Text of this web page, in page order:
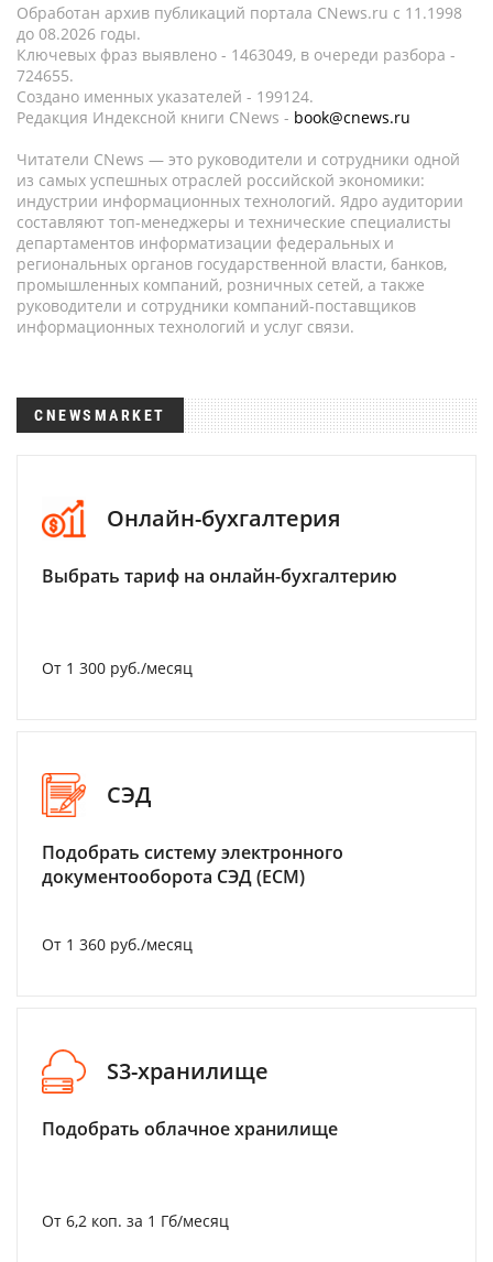
Обработан архив публикаций портала CNews.ru c 11.1998
до 08.2026 годы.
Ключевых фраз выявлено - 1463049, в очереди разбора -
724655.
Создано именных указателей - 199124.
Редакция Индексной книги CNews - book@cnews.ru
Читатели CNews — это руководители и сотрудники одной
из самых успешных отраслей российской экономики:
индустрии информационных технологий. Ядро аудитории
составляют топ-менеджеры и технические специалисты
департаментов информатизации федеральных и
региональных органов государственной власти, банков,
промышленных компаний, розничных сетей, а также
руководители и сотрудники компаний-поставщиков
информационных технологий и услуг связи.
CNEWSMARKET
Онлайн-бухгалтерия
Выбрать тариф на онлайн-бухгалтерию
От 1 300 руб./месяц
СЭД
Подобрать систему электронного
документооборота СЭД (ECM)
От 1 360 руб./месяц
S3-хранилище
Подобрать облачное хранилище
От 6,2 коп. за 1 Гб/месяц